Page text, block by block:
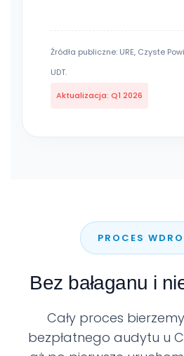
Źródła publiczne: URE, Czyste
UDT.
Aktualizacja: Q1 2026
PROCES
Bez bałaganu i
Cały proces
bezpłatnego audytu u